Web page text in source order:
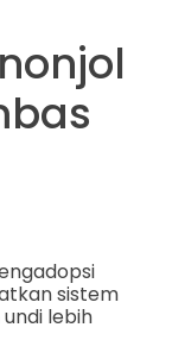
sistem
lebih